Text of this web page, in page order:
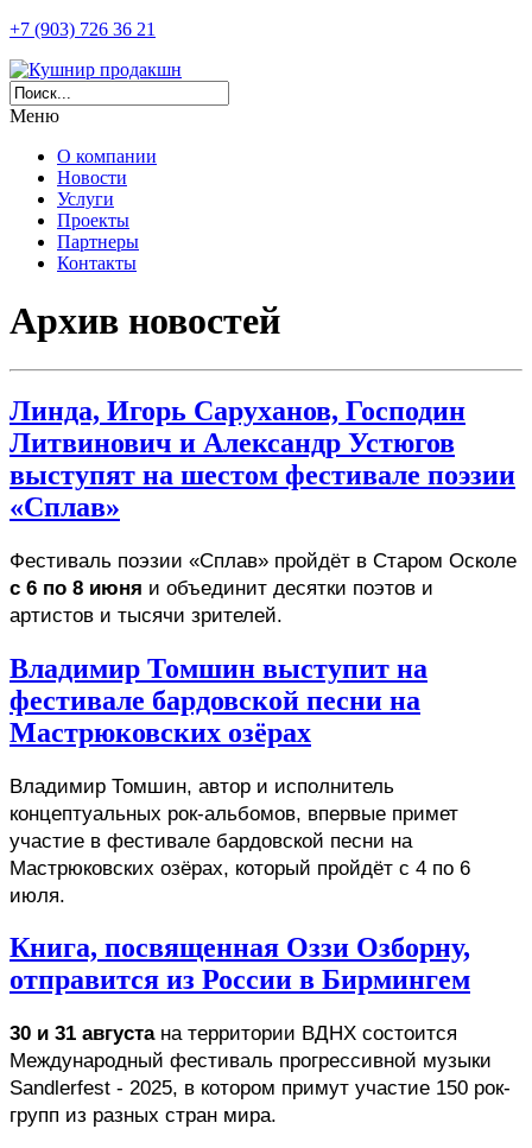
+7 (903) 726 36 21
Меню
О компании
Новости
Услуги
Проекты
Партнеры
Контакты
Архив новостей
Линда, Игорь Саруханов, Господин
Литвинович и Александр Устюгов
выступят на шестом фестивале поэзии
«Сплав»
с 6 по 8 июня и объединит десятки поэтов и
артистов и тысячи зрителей.
Владимир Томшин выступит на
фестивале бардовской песни на
Мастрюковских озёрах
Владимир Томшин, автор и исполнитель
концептуальных рок-альбомов, впервые примет
участие в фестивале бардовской песни на
Мастрюковских озёрах, который пройдёт с 4 по 6
июля.
Книга, посвященная Оззи Озборну,
отправится из России в Бирмингем
30 и 31 августа на территории ВДНХ состоится
Международный фестиваль прогрессивной музыки
Sandlerfest - 2025, в котором примут участие 150 рок-
групп из разных стран мира.